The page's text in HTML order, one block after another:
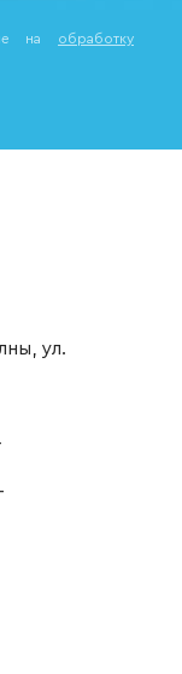
на обработку
ул.